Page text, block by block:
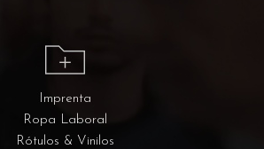
Imprenta
Ropa Laboral
Rótulos & Vinilos